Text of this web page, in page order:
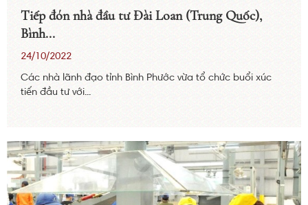
Tiếp đón nhà đầu tư Đài Loan (Trung Quốc),
Bình...
24/10/2022
Các nhà lãnh đạo tỉnh Bình Phước vừa tổ chức buổi xúc
tiến đầu tư với...